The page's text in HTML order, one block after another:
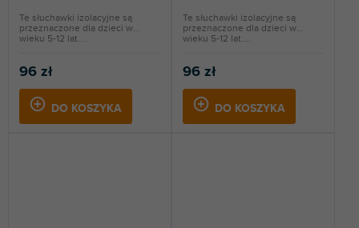
96 zł
DO KOSZYKA
Te słuchawki izolacyjne są
przeznaczone dla dzieci w
wieku 5-12 lat....
96 zł
DO KOSZYKA
Te słuchawki izolacyjne są
przeznaczone dla dzieci w
wieku 5-12 lat....